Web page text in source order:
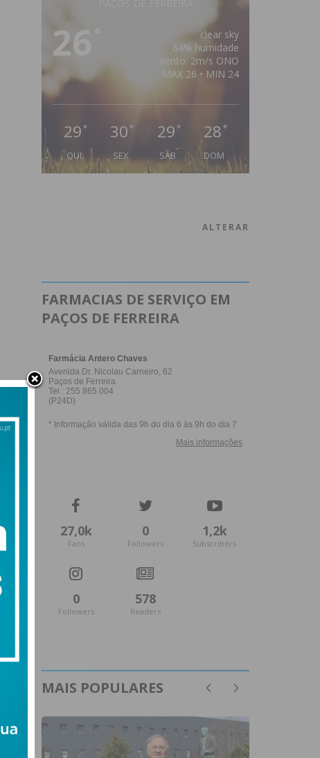
26
clear sky
64% humidade
vento: 2m/s ONO
MAX 26 • MIN 24
29 °
QUI
30 °
SEX
29 °
SÁB
28 °
DOM
ALTERAR
FARMACIAS DE SERVIÇO EM
PAÇOS DE FERREIRA
27,0k
Fans
0
Followers
1,2k
Subscribers
0
Followers
578
Readers
MAIS POPULARES